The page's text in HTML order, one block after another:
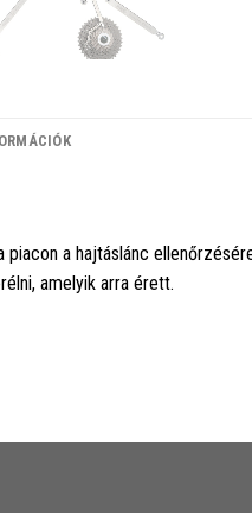
a hajtáslánc
amelyik arra érett.